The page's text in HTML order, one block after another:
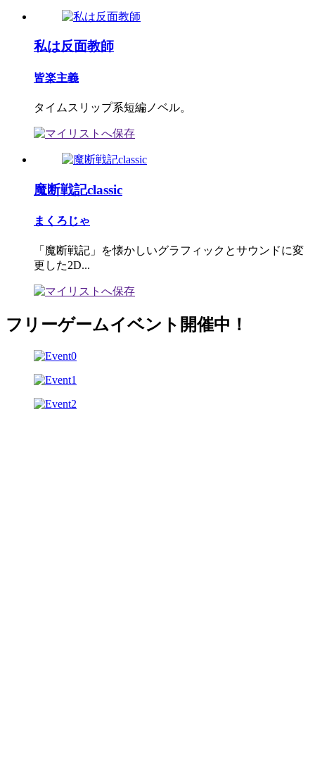
私は反面教師
皆楽主義
タイムスリップ系短編ノベル。
魔断戦記classic
まくろじゃ
「魔断戦記」を懐かしいグラフィックとサウンドに変
更した2D...
フリーゲームイベント開催中！